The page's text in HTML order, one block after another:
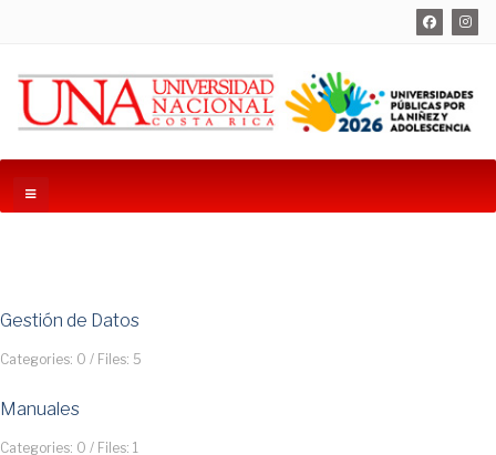
Gestión de Datos
Categories: 0 / Files: 5
Manuales
Categories: 0 / Files: 1